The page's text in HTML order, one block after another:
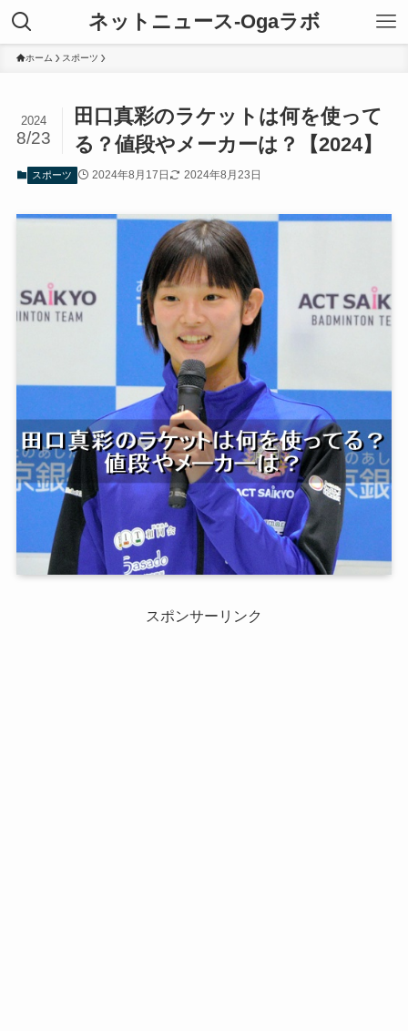
ネットニュース-Ogaラボ
ホーム スポーツ
田口真彩のラケットは何を使って
る？値段やメーカーは？【2024】
2024
8/23
スポーツ 2024年8月17日 2024年8月23日
スポンサーリンク